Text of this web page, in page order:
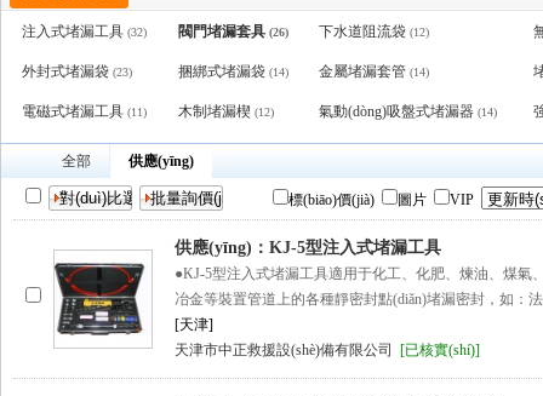
注入式堵漏工具 (32) 閥門堵漏套具 (26) 下水道阻流袋 (12)
外封式堵漏袋 (23) 捆綁式堵漏袋 (14) 金屬堵漏套管 (14)
電磁式堵漏工具 (11) 木制堵漏楔 (12) 氣動(dòng)吸盤式堵漏器 (14)
全部 供應(yīng)
標(biāo)價(jià) 圖片 VIP
供應(yīng)：KJ-5型注入式堵漏工具
●KJ-5型注入式堵漏工具適用于化工、化肥、煉油、煤氣
冶金等裝置管道上的各種靜密封點(diǎn)堵漏密封，如：
[天津]
天津市中正救援設(shè)備有限公司
[已核實(shí)]